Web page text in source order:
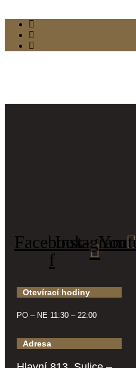
Facebook-
f
Instagram
Otevírací hodiny
PO – NE 11:30 – 22:00
Adresa